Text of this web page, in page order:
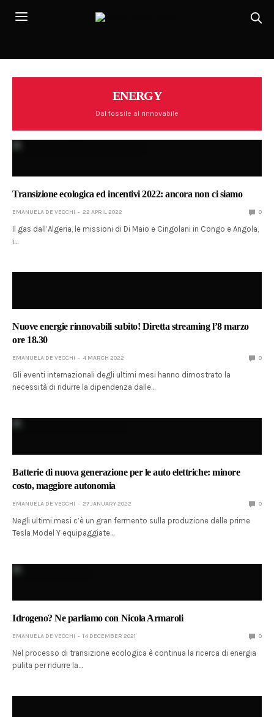
ENERGY
Dal fossile al rinnovabile
Transizione ecologica ed incentivi 2022: ancora non ci siamo
EMANUELA DE VECCHI 22 APRIL 2022 0
Il gas dall’Algeria, le missioni di Di Maio e Cingolani in Congo e Angola,
i…
Nuove energie rinnovabili subito! Diretta streaming l’8 marzo
ore 18.30
EMANUELA DE VECCHI 4 MARCH 2022 0
Gli eventi internazionali degli ultimi mesi hanno dimostrato la
necessità di ridurre la dipendenza dalle…
Batterie di nuova generazione per le auto elettriche: minore
costo, maggiore autonomia
EMANUELA DE VECCHI 27 JANUARY 2022 0
Negli ultimi mesi c’è un gran fermento sulla produzione delle prime
Tesla Model Y equipaggiate…
Idrogeno? Ne parliamo con Nicola Armaroli
EMANUELA DE VECCHI 14 DECEMBER 2021 0
Nel processo di transizione ecologica è continua la ricerca di energia
pulita per ridurre la…